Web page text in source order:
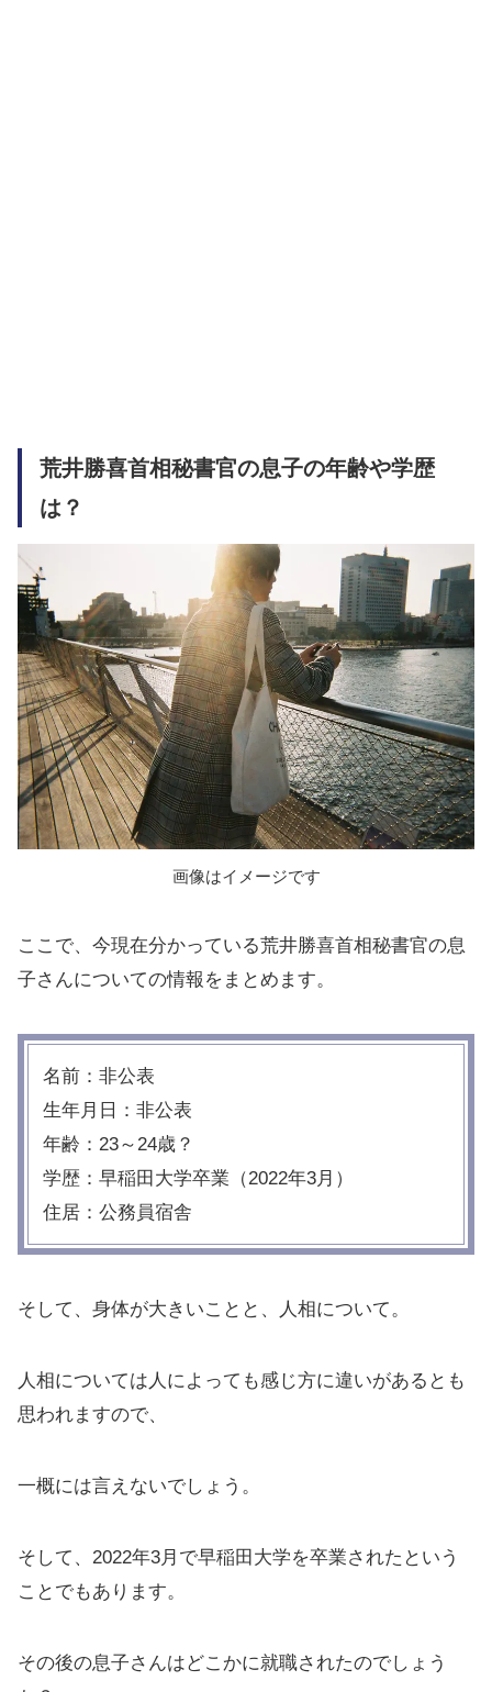
荒井勝喜首相秘書官の息子の年齢や学歴
は？
画像はイメージです
ここで、今現在分かっている荒井勝喜首相秘書官の息
子さんについての情報をまとめます。
名前：非公表
生年月日：非公表
年齢：23～24歳？
学歴：早稲田大学卒業（2022年3月）
住居：公務員宿舎
そして、身体が大きいことと、人相について。
人相については人によっても感じ方に違いがあるとも
思われますので、
一概には言えないでしょう。
そして、2022年3月で早稲田大学を卒業されたという
ことでもあります。
その後の息子さんはどこかに就職されたのでしょう